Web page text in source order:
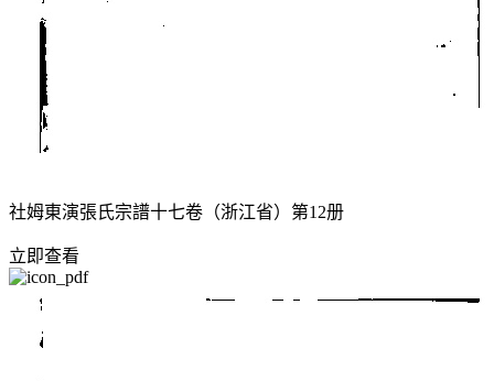
社姆東演張氏宗譜十七卷（浙江省）第12册
立即查看